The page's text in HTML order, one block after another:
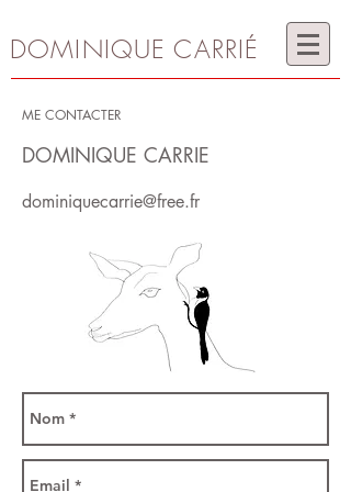
DOMINIQUE CARRIÉ
ME CONTACTER
DOMINIQUE CARRIE
dominiquecarrie@free.fr